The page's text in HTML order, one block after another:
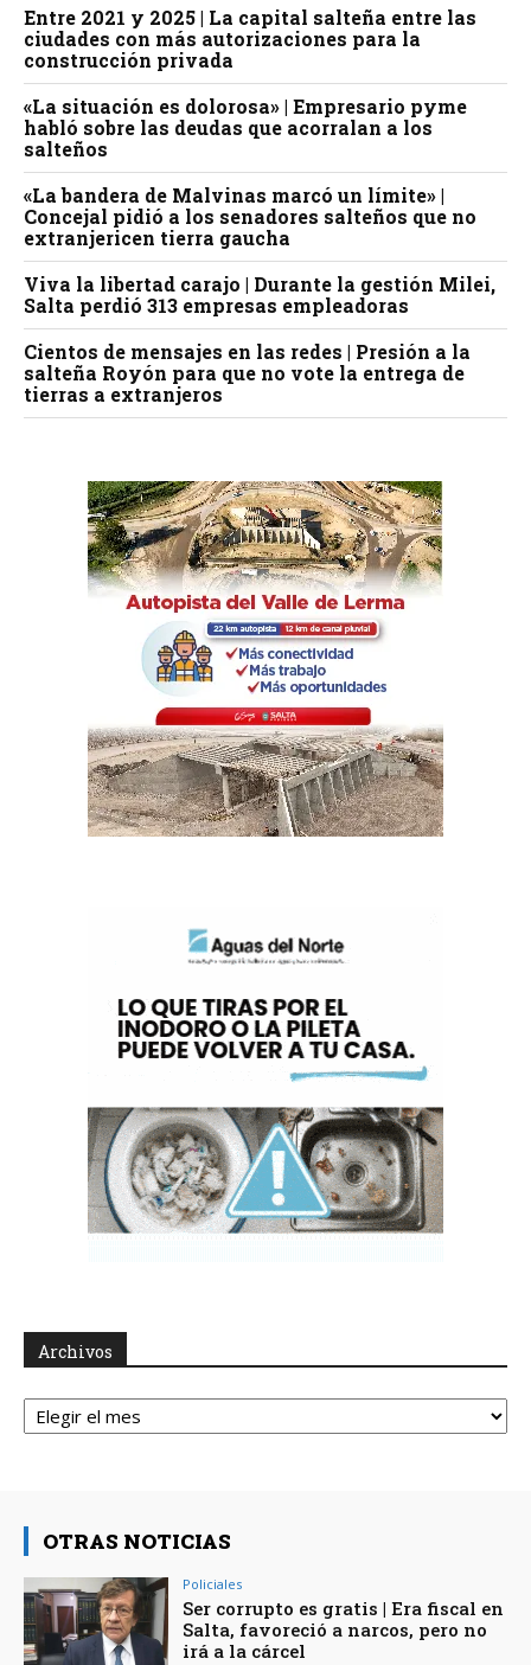
Entre 2021 y 2025 | La capital salteña entre las
ciudades con más autorizaciones para la
construcción privada
«La situación es dolorosa» | Empresario pyme
habló sobre las deudas que acorralan a los
salteños
«La bandera de Malvinas marcó un límite» |
Concejal pidió a los senadores salteños que no
extranjericen tierra gaucha
Viva la libertad carajo | Durante la gestión Milei,
Salta perdió 313 empresas empleadoras
Cientos de mensajes en las redes | Presión a la
salteña Royón para que no vote la entrega de
tierras a extranjeros
Archivos
Archivos
OTRAS NOTICIAS
Policiales
Ser corrupto es gratis | Era fiscal en
Salta, favoreció a narcos, pero no
irá a la cárcel